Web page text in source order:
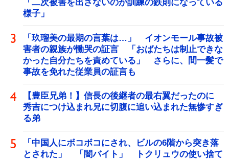
「二次被害を出さないのが訓練の鉄則になっている
様子」
「玖瑠美の最期の言葉は…」 イオンモール事故被
害者の親族が慟哭の証言 「おばたちは制止できな
かった自分たちを責めている」 さらに、間一髪で
事故を免れた従業員の証言も
【豊臣兄弟！】信長の後継者の最右翼だったのに
秀吉につけ込まれ兄に切腹に追い込まれた無惨すぎ
る弟
「中国人にボコボコにされ、ビルの6階から突き落
とされた」 「闇バイト」 トクリュウの使い捨て